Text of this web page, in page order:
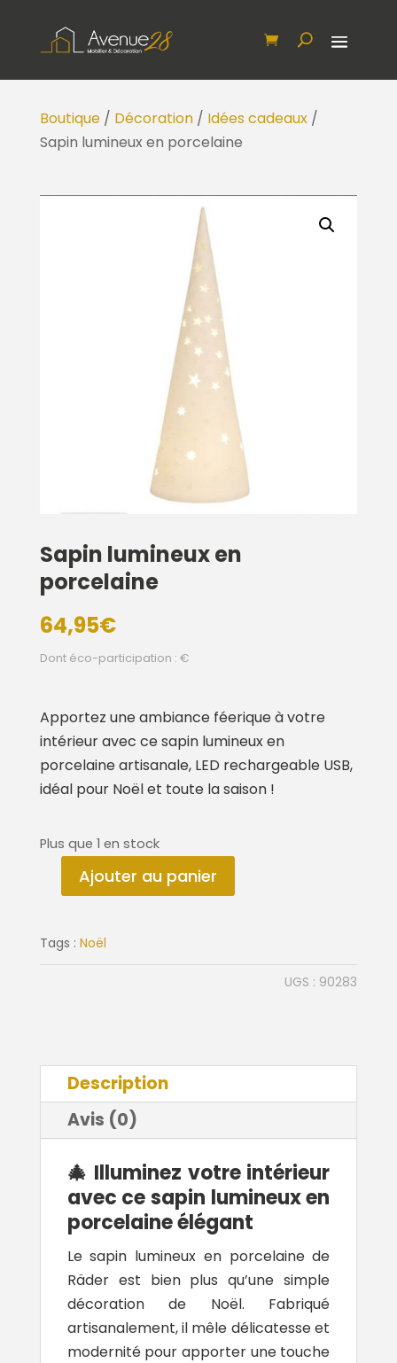
Boutique/ Décoration/ Idées cadeaux/
Sapin lumineux en porcelaine
Sapin lumineux en
porcelaine
64,95€
Dont éco-participation : €
Apportez une ambiance féerique à votre
intérieur avec ce sapin lumineux en
porcelaine artisanale, LED rechargeable USB,
idéal pour Noël et toute la saison !
Plus que 1 en stock
quantité
Sapin
Ajouter au panier
Tags : Noël
UGS : 90283
Description
Avis (0)
🎄 Illuminez votre intérieur
avec ce sapin lumineux en
porcelaine élégant
Le sapin lumineux en porcelaine de
Räder est bien plus qu’une simple
décoration de Noël. Fabriqué
artisanalement, il mêle délicatesse et
modernité pour apporter une touche